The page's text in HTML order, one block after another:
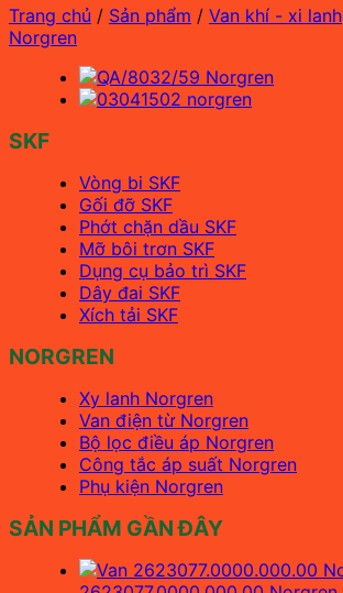
Trang chủ / Sản phẩm / Van khí - xi lanh
Norgren
SKF
Vòng bi SKF
Gối đỡ SKF
Phớt chặn dầu SKF
Mỡ bôi trơn SKF
Dụng cụ bảo trì SKF
Dây đai SKF
Xích tải SKF
NORGREN
Xy lanh Norgren
Van điện từ Norgren
Bộ lọc điều áp Norgren
Công tắc áp suất Norgren
Phụ kiện Norgren
SẢN PHẨM GẦN ĐÂY